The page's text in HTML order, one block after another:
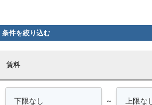
条件を絞り込む
賃料
～